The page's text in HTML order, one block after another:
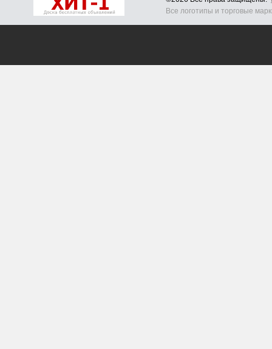
Все логотипы и торговые